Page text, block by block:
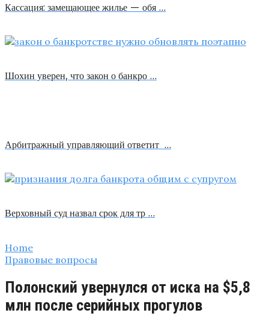
Кассация: замещающее жилье — обя …
Шохин уверен, что закон о банкро …
Арбитражный управляющий ответит …
Верховный суд назвал срок для тр …
Home
Правовые вопросы
Полонский увернулся от иска на $5,8
млн после серийных прогулов